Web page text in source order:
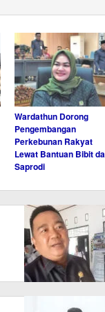
Wardathun Dorong
Pengembangan
Perkebunan Rakyat
Lewat Bantuan Bibit
Saprodi